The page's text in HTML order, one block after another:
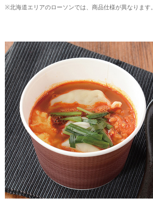
※北海道エリアのローソンでは、商品仕様が異なります。